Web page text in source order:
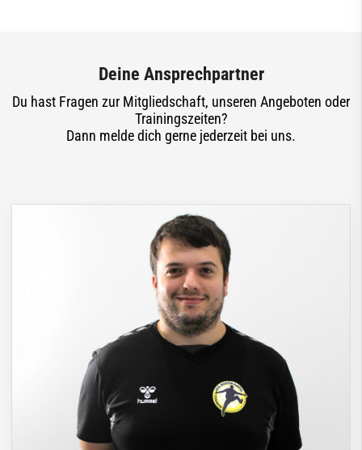
Deine Ansprechpartner
Du hast Fragen zur Mitgliedschaft, unseren Angeboten oder
Trainingszeiten?
Dann melde dich gerne jederzeit bei uns.